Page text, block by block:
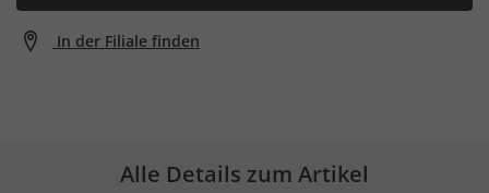
In der Filiale finden
Alle Details zum Artikel